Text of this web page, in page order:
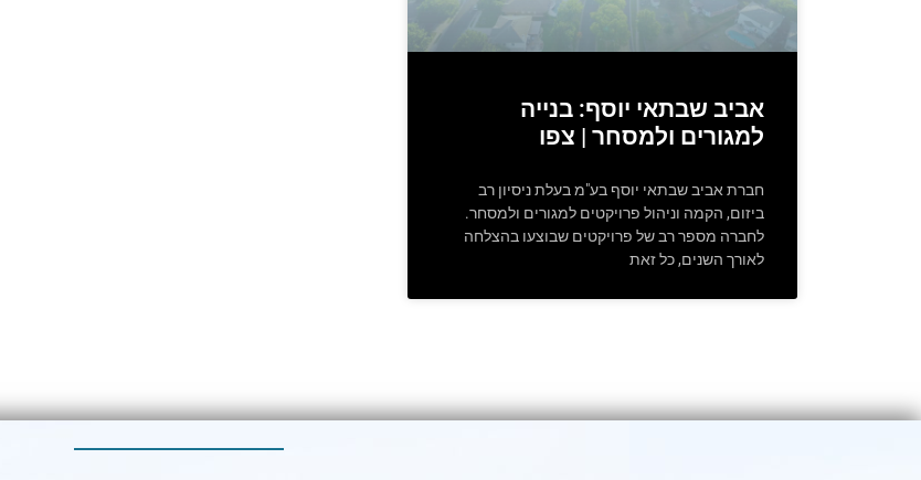
אביב שבתאי יוסף: בנייה
למגורים ולמסחר | צפו
חברת אביב שבתאי יוסף בע"מ בעלת ניסיון רב
ביזום, הקמה וניהול פרויקטים למגורים ולמסחר.
לחברה מספר רב של פרויקטים שבוצעו בהצלחה
לאורך השנים, כל זאת